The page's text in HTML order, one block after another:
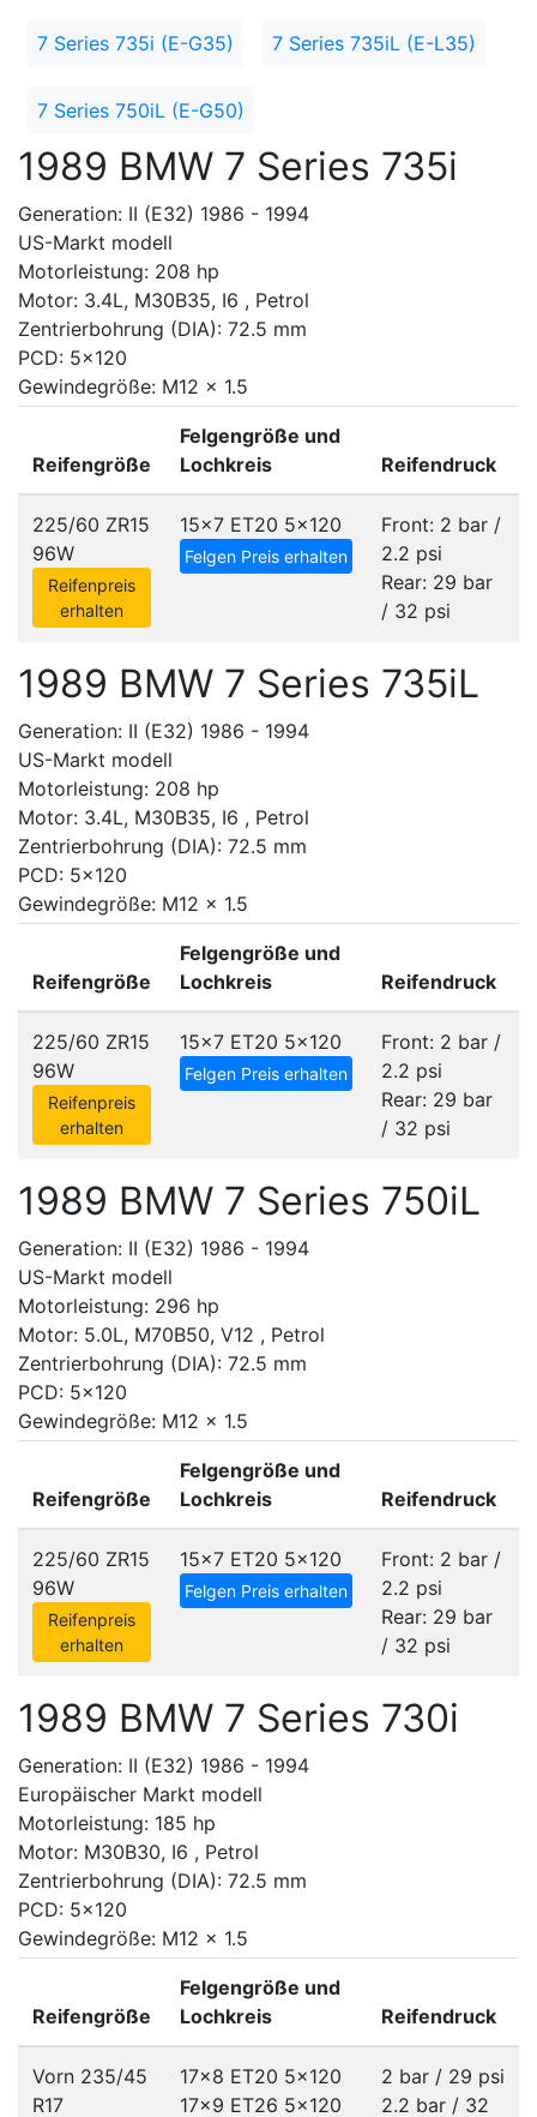
7 Series 735i (E-G35) 7 Series 735iL (E-L35)
7 Series 750iL (E-G50)
1989 BMW 7 Series 735i
Generation: II (E32) 1986 - 1994
US-Markt modell
Motorleistung: 208 hp
Motor: 3.4L, M30B35, I6 , Petrol
Zentrierbohrung (DIA): 72.5 mm
PCD: 5x120
Gewindegröße: M12 x 1.5
Reifengröße
Felgengröße und
Lochkreis
Reifendruck
225/60 ZR15
96W
Reifenpreis
erhalten
15x7 ET20 5x120
Felgen Preis erhalten
Front: 2 bar /
2.2 psi
Rear: 29 bar
/ 32 psi
1989 BMW 7 Series 735iL
Generation: II (E32) 1986 - 1994
US-Markt modell
Motorleistung: 208 hp
Motor: 3.4L, M30B35, I6 , Petrol
Zentrierbohrung (DIA): 72.5 mm
PCD: 5x120
Gewindegröße: M12 x 1.5
Reifengröße
Felgengröße und
Lochkreis
Reifendruck
225/60 ZR15
96W
Reifenpreis
erhalten
15x7 ET20 5x120
Felgen Preis erhalten
Front: 2 bar /
2.2 psi
Rear: 29 bar
/ 32 psi
1989 BMW 7 Series 750iL
Generation: II (E32) 1986 - 1994
US-Markt modell
Motorleistung: 296 hp
Motor: 5.0L, M70B50, V12 , Petrol
Zentrierbohrung (DIA): 72.5 mm
PCD: 5x120
Gewindegröße: M12 x 1.5
Reifengröße
Felgengröße und
Lochkreis
Reifendruck
225/60 ZR15
96W
Reifenpreis
erhalten
15x7 ET20 5x120
Felgen Preis erhalten
Front: 2 bar /
2.2 psi
Rear: 29 bar
/ 32 psi
1989 BMW 7 Series 730i
Generation: II (E32) 1986 - 1994
Europäischer Markt modell
Motorleistung: 185 hp
Motor: M30B30, I6 , Petrol
Zentrierbohrung (DIA): 72.5 mm
PCD: 5x120
Gewindegröße: M12 x 1.5
Reifengröße
Felgengröße und
Lochkreis
Reifendruck
Vorn 235/45
R17
17x8 ET20 5x120
17x9 ET26 5x120
2 bar / 29 psi
2.2 bar / 32